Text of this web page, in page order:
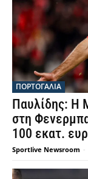
ΠΟΡΤΟΓΑΛΙΑ
Παυλίδης: Η
στη
100 εκατ.
Sportlive Newsroom -